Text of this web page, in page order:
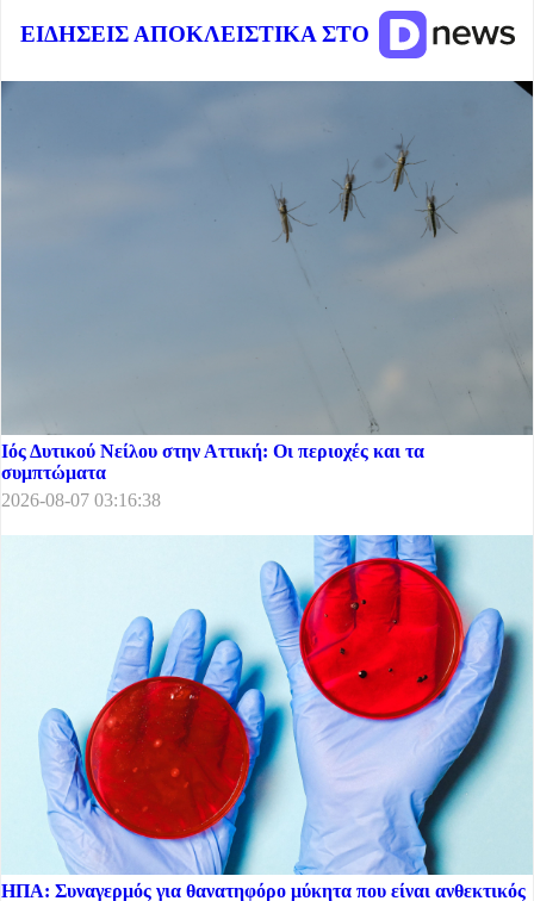
ΕΙΔΗΣΕΙΣ ΑΠΟΚΛΕΙΣΤΙΚΑ ΣΤΟ
Ιός Δυτικού Νείλου στην Αττική: Οι περιοχές και τα
συμπτώματα
2026-08-07 03:16:38
ΗΠΑ: Συναγερμός για θανατηφόρο μύκητα που είναι ανθεκτικός